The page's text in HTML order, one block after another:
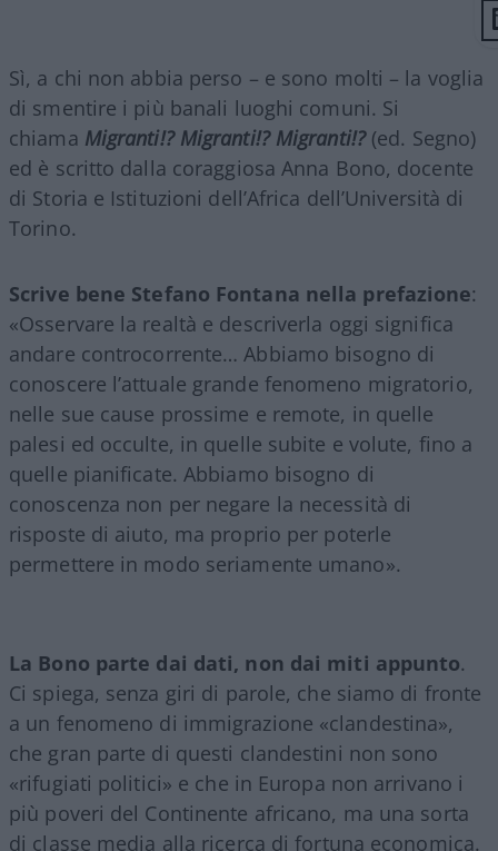
Sì, a chi non abbia perso – e sono molti – la voglia
di smentire i più banali luoghi comuni. Si
chiama Migranti!? Migranti!? Migranti!? (ed. Segno)
ed è scritto dalla coraggiosa Anna Bono, docente
di Storia e Istituzioni dell’Africa dell’Università di
Torino.
Scrive bene Stefano Fontana nella prefazione:
«Osservare la realtà e descriverla oggi significa
andare controcorrente… Abbiamo bisogno di
conoscere l’attuale grande fenomeno migratorio,
nelle sue cause prossime e remote, in quelle
palesi ed occulte, in quelle subite e volute, fino a
quelle pianificate. Abbiamo bisogno di
conoscenza non per negare la necessità di
risposte di aiuto, ma proprio per poterle
permettere in modo seriamente umano».
La Bono parte dai dati, non dai miti appunto.
Ci spiega, senza giri di parole, che siamo di fronte
a un fenomeno di immigrazione «clandestina»,
che gran parte di questi clandestini non sono
«rifugiati politici» e che in Europa non arrivano i
più poveri del Continente africano, ma una sorta
di classe media alla ricerca di fortuna economica.